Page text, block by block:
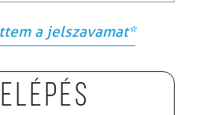
a jelszavamat*